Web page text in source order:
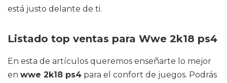
está justo delante de ti.
Listado top ventas para Wwe 2k18 ps4
En esta de artículos queremos enseñarte lo mejor
en wwe 2k18 ps4 para el confort de juegos. Podrás